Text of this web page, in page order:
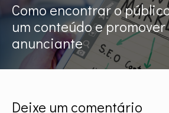
Como encontrar o
um conteúdo e promover
anunciante
Deixe um comentário